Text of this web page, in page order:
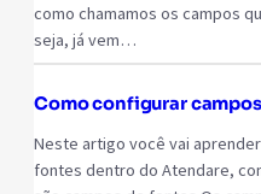
como chamamos os campos
seja, já vem…
Como configurar
Neste artigo você vai
fontes dentro do Atendare,